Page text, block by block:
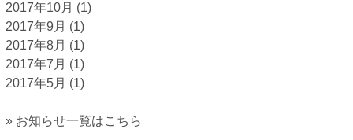
2017年10月 (1)
2017年9月 (1)
2017年8月 (1)
2017年7月 (1)
2017年5月 (1)
» お知らせ一覧はこちら